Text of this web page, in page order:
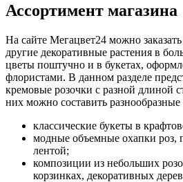
Ассортимент магазина
На сайте Мегацвет24 можно
другие декоративные растения в
цветы поштучно и в букетах,
флористами. В данном разделе
кремовые розочки с разной длиной
них можно составить
классические букеты в
модные объемные охапки роз,
лентой;
композиции из небольших
корзинках, декоративных